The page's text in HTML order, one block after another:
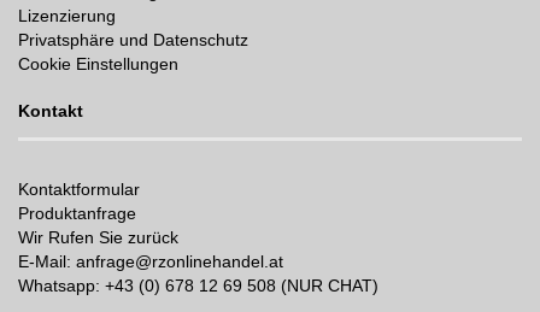
Lizenzierung
Privatsphäre und Datenschutz
Cookie Einstellungen
Kontakt
Kontaktformular
Produktanfrage
Wir Rufen Sie zurück
E-Mail: anfrage@rzonlinehandel.at
Whatsapp: +43 (0) 678 12 69 508 (NUR CHAT)